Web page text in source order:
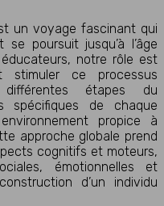
un voyage fascinant qui
poursuit jusqu’à l’âge
notre rôle est
stimuler ce processus
différentes étapes du
spécifiques de chaque
propice à
approche globale prend
cognitifs et moteurs,
émotionnelles et
d’un individu